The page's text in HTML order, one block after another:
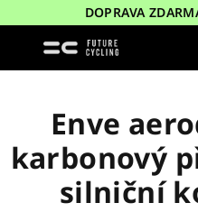
na
DOPRAVA
Enve
karbonový
silniční